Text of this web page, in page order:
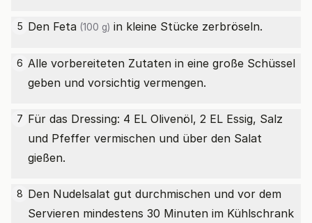
5 Den Feta (100 g) in kleine Stücke zerbröseln.
6 Alle vorbereiteten Zutaten in eine große Schüssel
geben und vorsichtig vermengen.
7 Für das Dressing: 4 EL Olivenöl, 2 EL Essig, Salz
und Pfeffer vermischen und über den Salat
gießen.
8 Den Nudelsalat gut durchmischen und vor dem
Servieren mindestens 30 Minuten im Kühlschrank